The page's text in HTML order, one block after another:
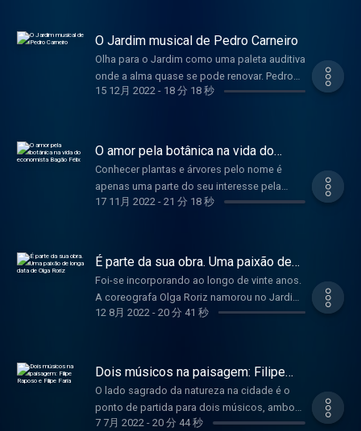
fosse um labirinto, deleitando-se com cada
descoberta de um lugar sempre novo. E, de
quando em quando, parece vislumbrar dois
acast.com/privacy for more information.
O Jardim musical de Pedro Carneiro
Olha para o Jardim como uma paleta auditiva
onde a alma quase se pode renovar. Pedro
Carneiro, percussionista e maestro, já cá
trazer o Alasca até este pedaço de terra no
centro de Lisboa, num concerto onde até os
pássaros tinham o seu espaço na partitura.
Este pedaço de terra, que tem a sua própria
15 12月 2022- 18 分 18 秒
O amor pela botânica na vida do
economista Bagão Félix
Conhecer plantas e árvores pelo nome é
apenas uma parte do seu interesse pela
botânica - uma paixão que permanece,
Bagão Félix fala da “permanente busca da
curiosidade” que todos os dias o
entusiasma a descobrir e a estudar cada
planta na Natureza. Como no Jardim
Gulbenkian, entre as magnólias grandiflora
more information.
17 11月 2022 - 21 分 18 秒
É parte da sua obra. Uma paixão de
longa data de Olga Roriz
Foi-se incorporando ao longo de vinte anos.
A coreografa Olga Roriz namorou no Jardim.
E estudou, pesquisou, fez ensaios –
amigos a conhecê-lo e no Jardim descansa,
por vezes. A coreografa e antiga bailarina do
Ballet Gulbenkian guarda do Jardim para si,
em duas palavras: beleza e paz. Hosted on
12 8月 2022 - 20 分 41 秒
Dois músicos na paisagem: Filipe
Raposo e Filipe Faria
O lado sagrado da natureza na cidade é o
ponto de partida para dois músicos, ambos
de nome Filipe, evocarem a sua relação com
7 7月 2022- 20 分 44 秒